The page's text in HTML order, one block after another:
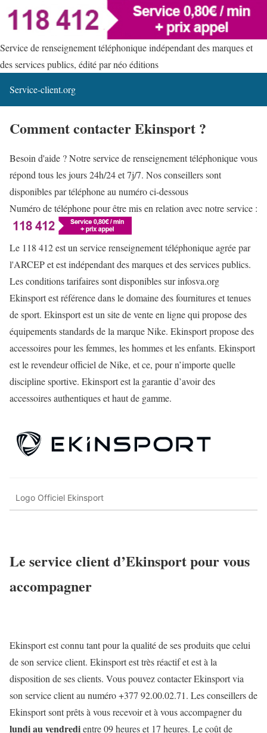
Service de renseignement téléphonique indépendant des marques et
des services publics, édité par néo éditions
Service-client.org
Comment contacter Ekinsport ?
Besoin d'aide ? Notre service de renseignement téléphonique vous
répond tous les jours 24h/24 et 7j/7. Nos conseillers sont
disponibles par téléphone au numéro ci-dessous
Numéro de téléphone pour être mis en relation avec notre service :
Le 118 412 est un service renseignement téléphonique agrée par
l'ARCEP et est indépendant des marques et des services publics.
Les conditions tarifaires sont disponibles sur infosva.org
Ekinsport est référence dans le domaine des fournitures et tenues
de sport. Ekinsport est un site de vente en ligne qui propose des
équipements standards de la marque Nike. Ekinsport propose des
accessoires pour les femmes, les hommes et les enfants. Ekinsport
est le revendeur officiel de Nike, et ce, pour n’importe quelle
discipline sportive. Ekinsport est la garantie d’avoir des
accessoires authentiques et haut de gamme.
Logo Officiel Ekinsport
Le service client d’Ekinsport pour vous
accompagner
Ekinsport est connu tant pour la qualité de ses produits que celui
de son service client. Ekinsport est très réactif et est à la
disposition de ses clients. Vous pouvez contacter Ekinsport via
son service client au numéro+377 92.00.02.71. Les conseillers de
Ekinsport sont prêts à vous recevoir et à vous accompagner du
lundi au vendredientre09 heures et 17 heures. Le coût de